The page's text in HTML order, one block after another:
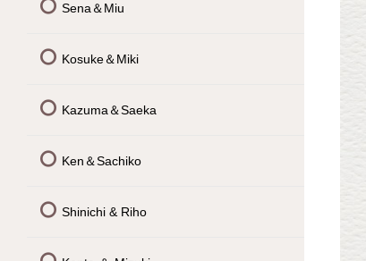
Sena＆Miu
Kosuke＆Miki
Kazuma＆Saeka
Ken＆Sachiko
Shinichi & Riho